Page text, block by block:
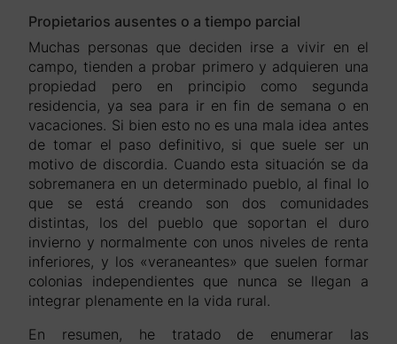
Propietarios ausentes o a tiempo parcial
Muchas personas que deciden irse a vivir en el
campo, tienden a probar primero y adquieren una
propiedad pero en principio como segunda
residencia, ya sea para ir en fin de semana o en
vacaciones. Si bien esto no es una mala idea antes
de tomar el paso definitivo, si que suele ser un
motivo de discordia. Cuando esta situación se da
sobremanera en un determinado pueblo, al final lo
que se está creando son dos comunidades
distintas, los del pueblo que soportan el duro
invierno y normalmente con unos niveles de renta
inferiores, y los «veraneantes» que suelen formar
colonias independientes que nunca se llegan a
integrar plenamente en la vida rural.
En resumen, he tratado de enumerar las